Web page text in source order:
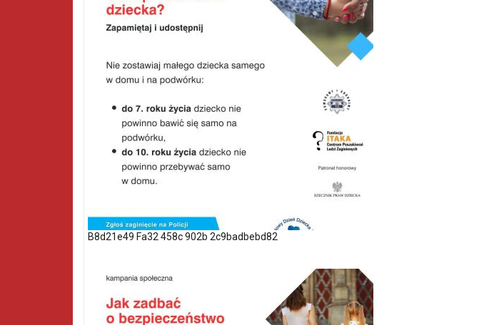
B8d21e49 Fa32 458c 902b 2c9badbebd82